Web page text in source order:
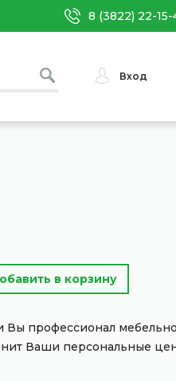
8 (3822) 22-
Вход
Вы профессионал
Ваши персональные